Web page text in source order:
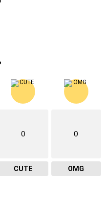
0
CUTE
0
OMG